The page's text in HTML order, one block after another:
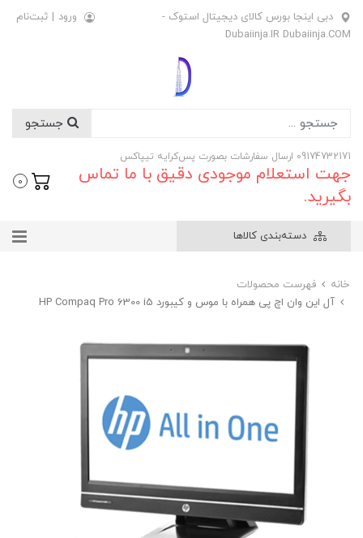
دبی اینجا بورس کالای دیجیتال استوک -
Dubaiinja.IR Dubaiinja.COM
ورود | ثبت‌نام
09174732171 ارسال سفارشات بصورت پس‌کرایه تیپاکس
جهت استعلام موجودی دقیق با ما تماس
بگیرید.
0
دسته‌بندی کالاها
خانه
فهرست محصولات
آل این وان اچ پی همراه با موس و کیبورد HP Compaq Pro 6300 i5